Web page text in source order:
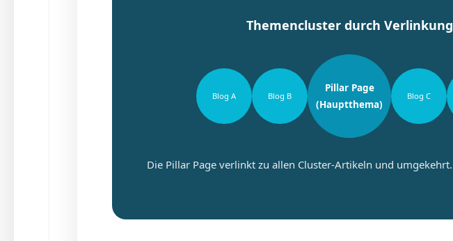
Themencluster durch Verlinkung
Blog A Blog B
Pillar Page
(Hauptthema)
Blog C
Die Pillar Page verlinkt zu allen Cluster-Artikeln und umgekehrt.